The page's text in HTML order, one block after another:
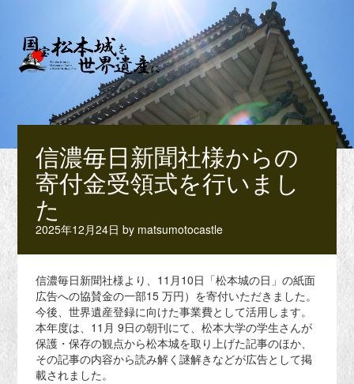
信濃毎日新聞社様からの
寄付金受領式を行いまし
た
2025年12月24日 by matsumotocastle
信濃毎日新聞社様より、11月10日「松本城の日」の紙面
広告への協賛金の一部15 万円）を寄付いただきました。
今後、世界遺産登録に向けた事業費として活用します。
本年度は、11月 9日の朝刊にて、松本大学の学生さんが
保護・保存の観点から松本城を取り上げた記事のほか、
その記事の内容から読み解く謎解きなどが広告として掲
載されました。